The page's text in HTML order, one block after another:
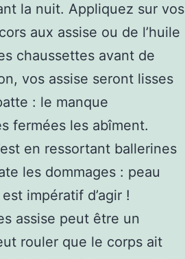
la nuit. Appliquez sur vos
aux assise ou de l’huile
chaussettes avant de
vos assise seront lisses
: le manque
fermées les abîment.
en ressortant ballerines
les dommages : peau
impératif d’agir !
assise peut être un
rouler que le corps ait